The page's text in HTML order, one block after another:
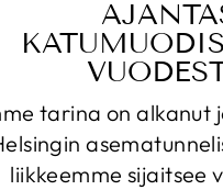
tarina on alkanut
liikkeemme sijaitsee